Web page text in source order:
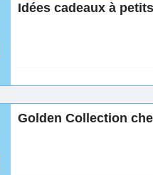
Idées cadeaux à
Golden Collection